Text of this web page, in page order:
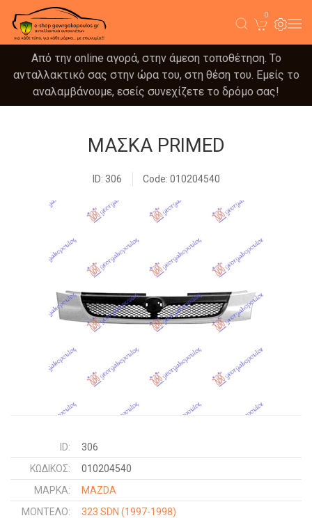
0
Από την online αγορά, στην άμεση τοποθέτηση. Το
ανταλλακτικό σας στην ώρα του, στη θέση του. Εμείς το
αναλαμβάνουμε, εσείς συνεχίζετε το δρόμο σας!
ΜΑΣΚΑ PRIMED
ID: 306 Code: 010204540
ID:
306
ΚΩΔΙΚΌΣ:
010204540
ΜΑΡΚΑ:
MAZDA
ΜΟΝΤΕΛΟ:
323 SDN (1997-1998)